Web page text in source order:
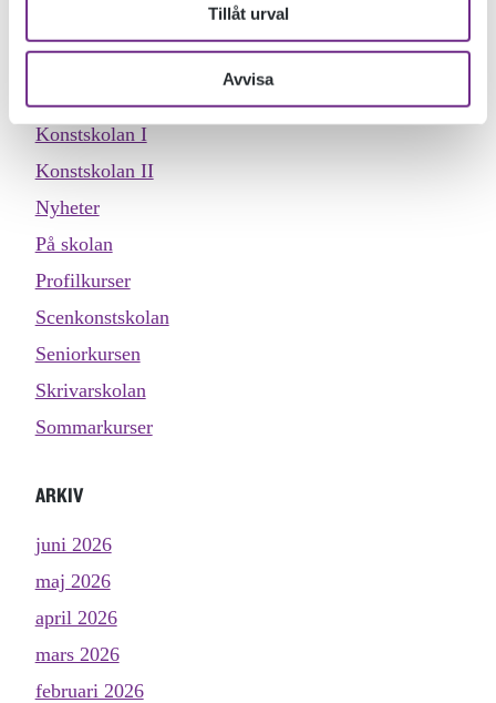
Tillåt urval
Avvisa
Konstskolan I
Konstskolan II
Nyheter
På skolan
Profilkurser
Scenkonstskolan
Seniorkursen
Skrivarskolan
Sommarkurser
ARKIV
juni 2026
maj 2026
april 2026
mars 2026
februari 2026